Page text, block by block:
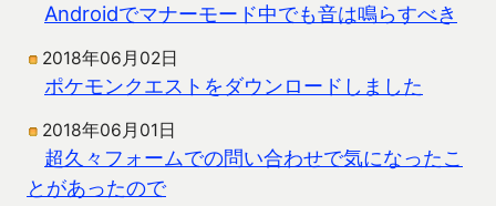
Androidでマナーモード中でも音は鳴らすべき
2018年06月02日
ポケモンクエストをダウンロードしました
2018年06月01日
超久々フォームでの問い合わせで気になったこ
とがあったので